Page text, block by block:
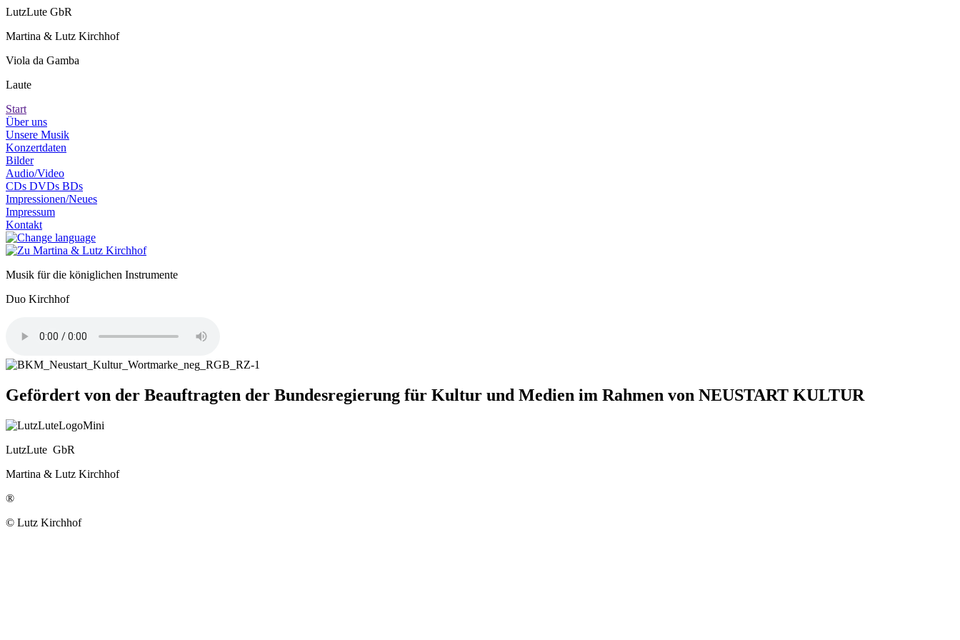
LutzLute GbR
Martina & Lutz Kirchhof
Viola da Gamba
Laute
Start
Über uns
Unsere Musik
Konzertdaten
Bilder
Audio/Video
CDs DVDs BDs
Impressionen/Neues
Impressum
Kontakt
Musik für die königlichen Instrumente
Duo Kirchhof
Gefördert von der Beauftragten der Bundesregierung für Kultur und Medien im Rahmen von NEUSTART KULTUR
LutzLute GbR
Martina & Lutz Kirchhof
®
© Lutz Kirchhof